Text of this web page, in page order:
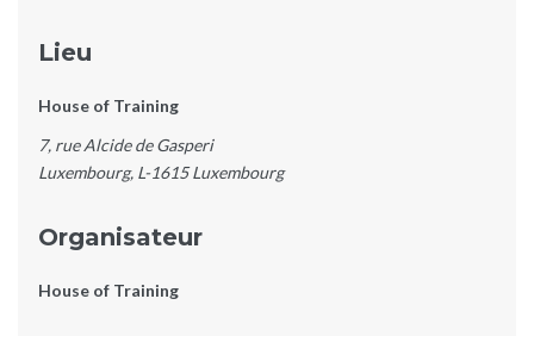
Lieu
House of Training
7, rue Alcide de Gasperi
Luxembourg, L-1615 Luxembourg
Organisateur
House of Training